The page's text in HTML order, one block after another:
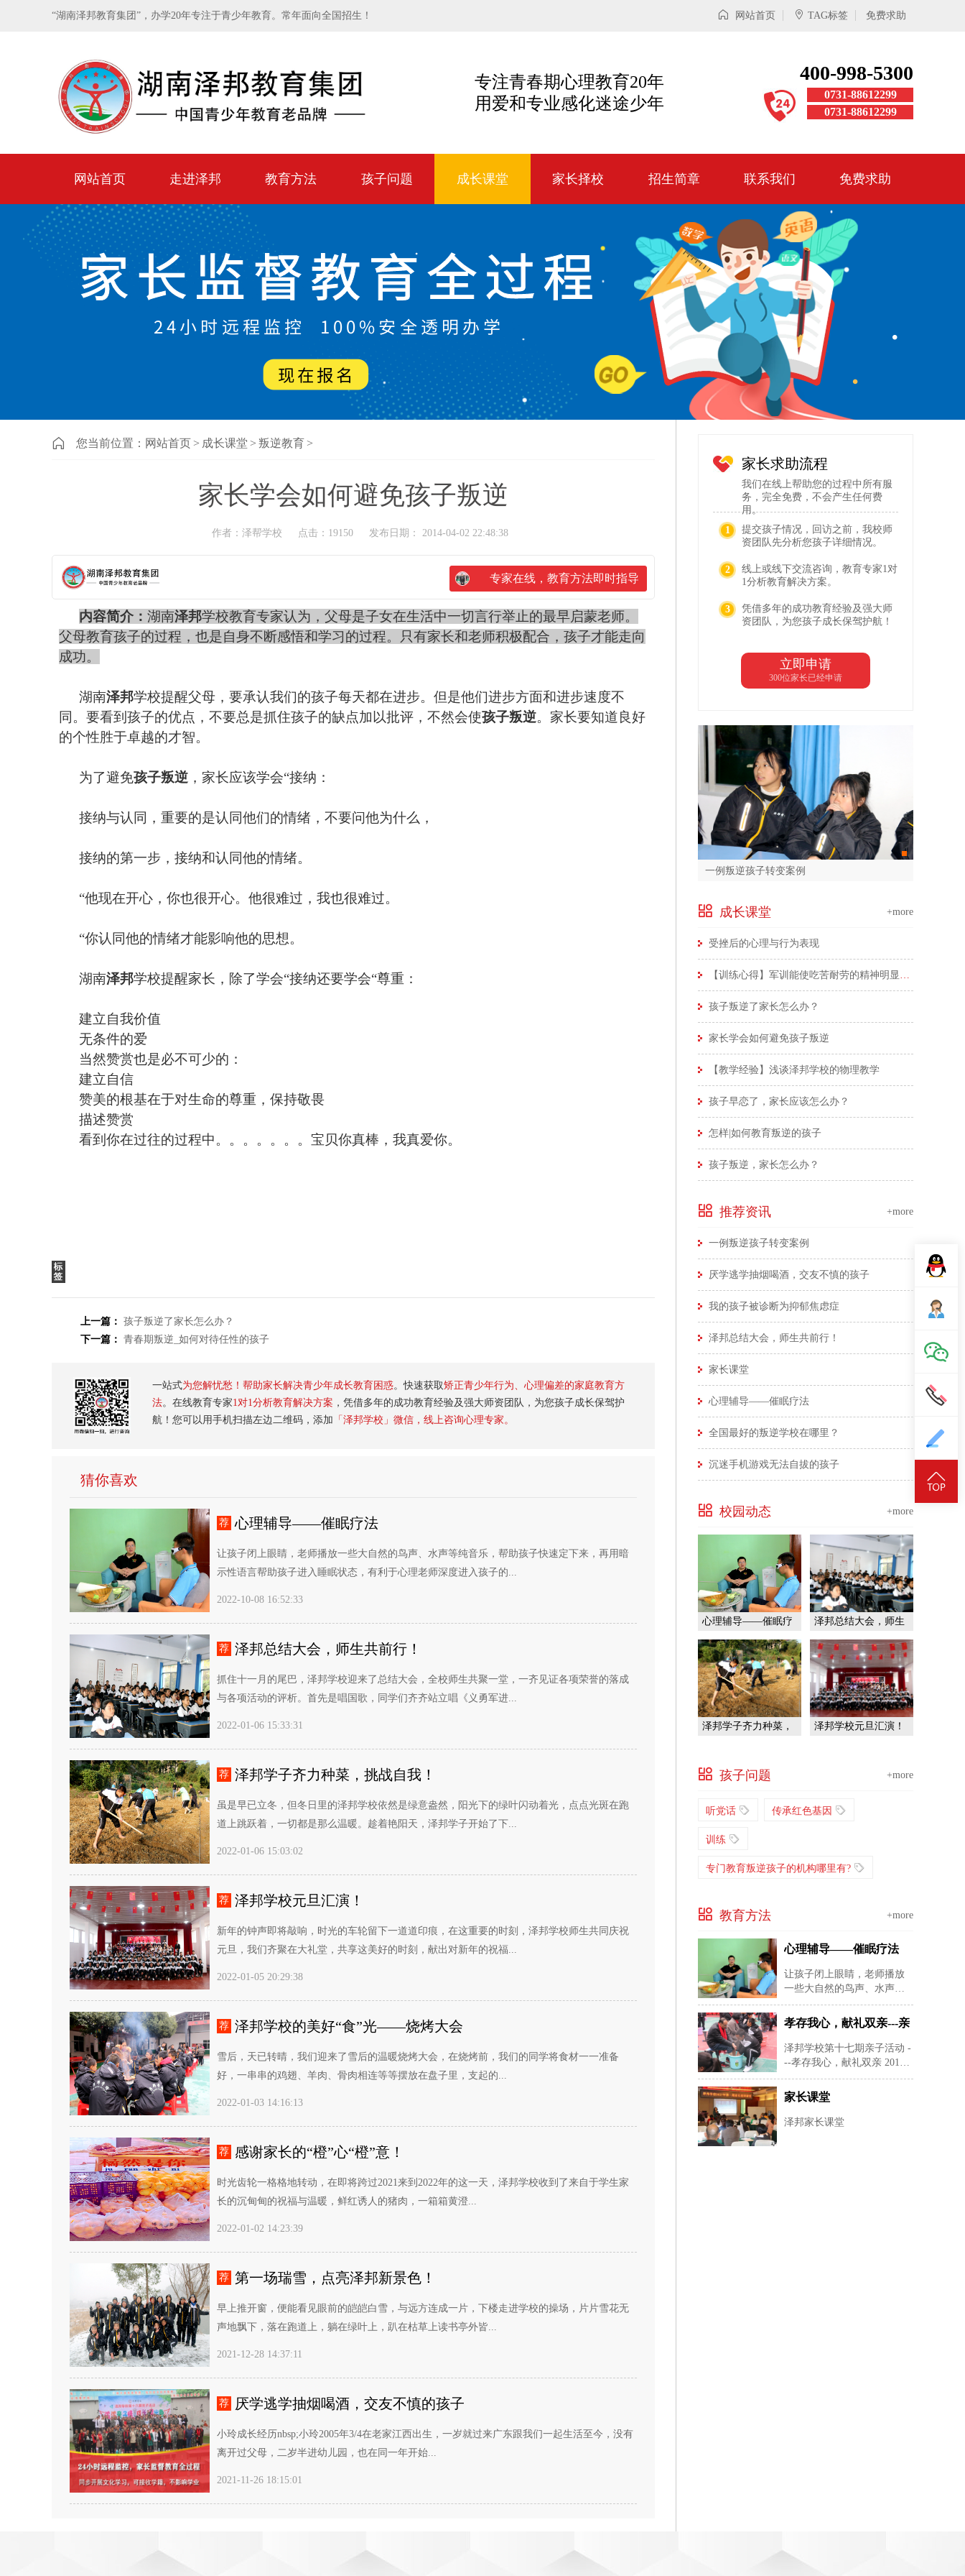
“湖南泽邦教育集团”，办学20年专注于青少年教育。常年面向全国招生！ 网站首页 TAG标签 免费求助
专注青春期心理教育20年
用爱和专业感化迷途少年
400-998-5300
0731-88612299
0731-88612299
网站首页 走进泽邦 教育方法 孩子问题 成长课堂 家长择校 招生简章 联系我们 免费求助
您当前位置： 网站首页 > 成长课堂 > 叛逆教育 >
家长学会如何避免孩子叛逆
作者：泽帮学校 点击：19150 发布日期： 2014-04-02 22:48:38
专家在线，教育方法即时指导
内容简介： 湖南泽邦学校教育专家认为，父母是子女在生活中一切言行举止的最早启蒙老师。
父母教育孩子的过程，也是自身不断感悟和学习的过程。只有家长和老师积极配合，孩子才能走向
成功。
湖南泽邦学校提醒父母，要承认我们的孩子每天都在进步。但是他们进步方面和进步速度不
同。要看到孩子的优点，不要总是抓住孩子的缺点加以批评，不然会使孩子叛逆。家长要知道良好
的个性胜于卓越的才智。
为了避免孩子叛逆 ，家长应该学会“接纳 ：
接纳与认同，重要的是认同他们的情绪，不要问他为什么，
接纳的第一步，接纳和认同他的情绪。
“他现在开心，你也很开心。他很难过，我也很难过。
“你认同他的情绪才能影响他的思想。
湖南泽邦学校提醒家长，除了学会“接纳还要学会“尊重 ：
建立自我价值
无条件的爱
当然赞赏也是必不可少的：
建立自信
赞美的根基在于对生命的尊重，保持敬畏
描述赞赏
看到你在过往的过程中。。。。。。。宝贝你真棒，我真爱你。
上一篇： 孩子叛逆了家长怎么办？
下一篇： 青春期叛逆_如何对待任性的孩子
一站式为您解忧愁！帮助家长解决青少年成长教育困惑。快速获取矫正青少年行为、心理偏差的家庭教育方
法。在线教育专家1对1分析教育解决方案 ，凭借多年的成功教育经验及强大师资团队，为您孩子成长保驾护
航！您可以用手机扫描左边二维码，添加 「泽邦学校」微信，线上咨询心理专家。
猜你喜欢
荐 心理辅导——催眠疗法
让孩子闭上眼睛，老师播放一些大自然的鸟声、水声等纯音乐，帮助孩子快速定下来，再用暗
示性语言帮助孩子进入睡眠状态，有利于心理老师深度进入孩子的...
2022-10-08 16:52:33
荐 泽邦总结大会，师生共前行！
抓住十一月的尾巴，泽邦学校迎来了总结大会，全校师生共聚一堂，一齐见证各项荣誉的落成
与各项活动的评析。首先是唱国歌，同学们齐齐站立唱《义勇军进...
2022-01-06 15:33:31
荐 泽邦学子齐力种菜，挑战自我！
虽是早已立冬，但冬日里的泽邦学校依然是绿意盎然，阳光下的绿叶闪动着光，点点光斑在跑
道上跳跃着，一切都是那么温暖。趁着艳阳天，泽邦学子开始了下...
2022-01-06 15:03:02
荐 泽邦学校元旦汇演！
新年的钟声即将敲响，时光的车轮留下一道道印痕，在这重要的时刻，泽邦学校师生共同庆祝
元旦，我们齐聚在大礼堂，共享这美好的时刻，献出对新年的祝福...
2022-01-05 20:29:38
荐 泽邦学校的美好“食”光——烧烤大会
雪后，天已转晴，我们迎来了雪后的温暖烧烤大会，在烧烤前，我们的同学将食材一一准备
好，一串串的鸡翅、羊肉、骨肉相连等等摆放在盘子里，支起的...
2022-01-03 14:16:13
荐 感谢家长的“橙”心“橙”意！
时光齿轮一格格地转动，在即将跨过2021来到2022年的这一天，泽邦学校收到了来自于学生家
长的沉甸甸的祝福与温暖，鲜红诱人的猪肉，一箱箱黄澄...
2022-01-02 14:23:39
荐 第一场瑞雪，点亮泽邦新景色！
早上推开窗，便能看见眼前的皑皑白雪，与远方连成一片，下楼走进学校的操场，片片雪花无
声地飘下，落在跑道上，躺在绿叶上，趴在枯草上读书亭外皆...
2021-12-28 14:37:11
荐 厌学逃学抽烟喝酒，交友不慎的孩子
小玲成长经历nbsp;小玲2005年3/4在老家江西出生，一岁就过来广东跟我们一起生活至今，没有
离开过父母，二岁半进幼儿园，也在同一年开始...
2021-11-26 18:15:01
家长求助流程
我们在线上帮助您的过程中所有服
务，完全免费，不会产生任何费
用。
1
提交孩子情况，回访之前，我校师
资团队先分析您孩子详细情况。
2
线上或线下交流咨询，教育专家1对
1分析教育解决方案。
3
凭借多年的成功教育经验及强大师
资团队，为您孩子成长保驾护航！
立即申请
300位家长已经申请
一例叛逆孩子转变案例
成长课堂 +more
受挫后的心理与行为表现
【训练心得】军训能使吃苦耐劳的精神明显体现
孩子叛逆了家长怎么办？
家长学会如何避免孩子叛逆
【教学经验】浅谈泽邦学校的物理教学
孩子早恋了，家长应该怎么办？
怎样|如何教育叛逆的孩子
孩子叛逆，家长怎么办？
推荐资讯 +more
一例叛逆孩子转变案例
厌学逃学抽烟喝酒，交友不慎的孩子
我的孩子被诊断为抑郁焦虑症
泽邦总结大会，师生共前行！
家长课堂
心理辅导——催眠疗法
全国最好的叛逆学校在哪里？
沉迷手机游戏无法自拔的孩子
校园动态 +more
心理辅导——催眠疗
法
泽邦总结大会，师生
共前行！
泽邦学子齐力种菜，
泽邦学校元旦汇演！
孩子问题 +more
听党话 传承红色基因
训练
专门教育叛逆孩子的机构哪里有?
教育方法 +more
心理辅导——催眠疗法
让孩子闭上眼睛，老师播放
一些大自然的鸟声、水声等
纯音乐，帮助孩子快速定下
来，再用暗示性语言帮助孩
子进入睡眠状态，有利于心
理老师深度进入孩子的
孝存我心，献礼双亲---亲
子活动
泽邦学校第十七期亲子活动 -
--孝存我心，献礼双亲 2019
年12月22日星期天早上8：30-
--下午16：00在湖南长沙安沙
镇泽邦学校举办孝存我心，
献礼双亲为主题的亲子活
家长课堂
泽邦家长课堂